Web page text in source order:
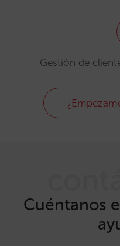
Gestión de
Cuéntanos